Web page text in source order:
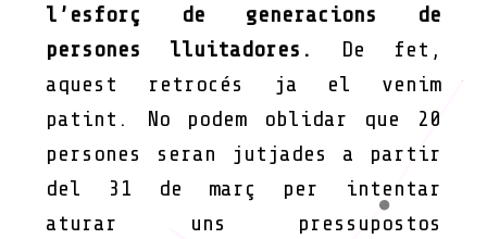
l’esforç de generacions de
persones lluitadores.
De fet,
aquest retrocés ja el venim
patint. No podem oblidar que 20
persones seran jutjades a partir
del 31 de març per intentar
aturar uns pressupostos